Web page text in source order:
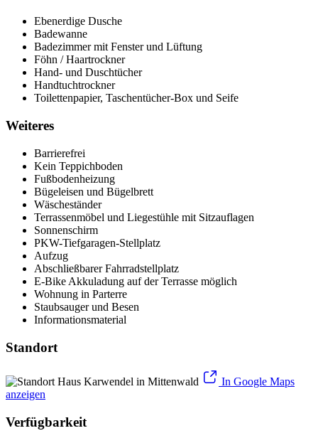
Ebenerdige Dusche
Badewanne
Badezimmer mit Fenster und Lüftung
Föhn / Haartrockner
Hand- und Duschtücher
Handtuchtrockner
Toilettenpapier, Taschentücher-Box und Seife
Weiteres
Barrierefrei
Kein Teppichboden
Fußbodenheizung
Bügeleisen und Bügelbrett
Wäscheständer
Terrassenmöbel und Liegestühle mit Sitzauflagen
Sonnenschirm
PKW-Tiefgaragen-Stellplatz
Aufzug
Abschließbarer Fahrradstellplatz
E-Bike Akkuladung auf der Terrasse möglich
Wohnung in Parterre
Staubsauger und Besen
Informationsmaterial
Standort
In Google Maps
anzeigen
Verfügbarkeit